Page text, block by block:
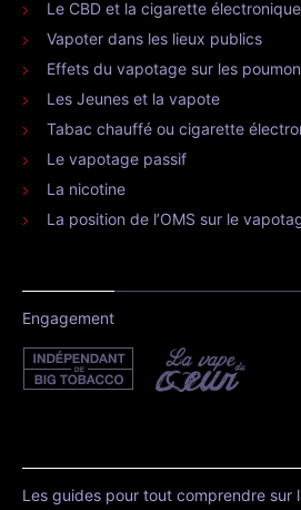
Le CBD et la cigarette électronique
Vapoter dans les lieux publics
Effets du vapotage sur les
Les Jeunes et la vapote
Tabac chauffé ou cigarette
Le vapotage passif
La nicotine
La position de l’OMS sur le
Engagement
Les guides pour tout comprendre sur